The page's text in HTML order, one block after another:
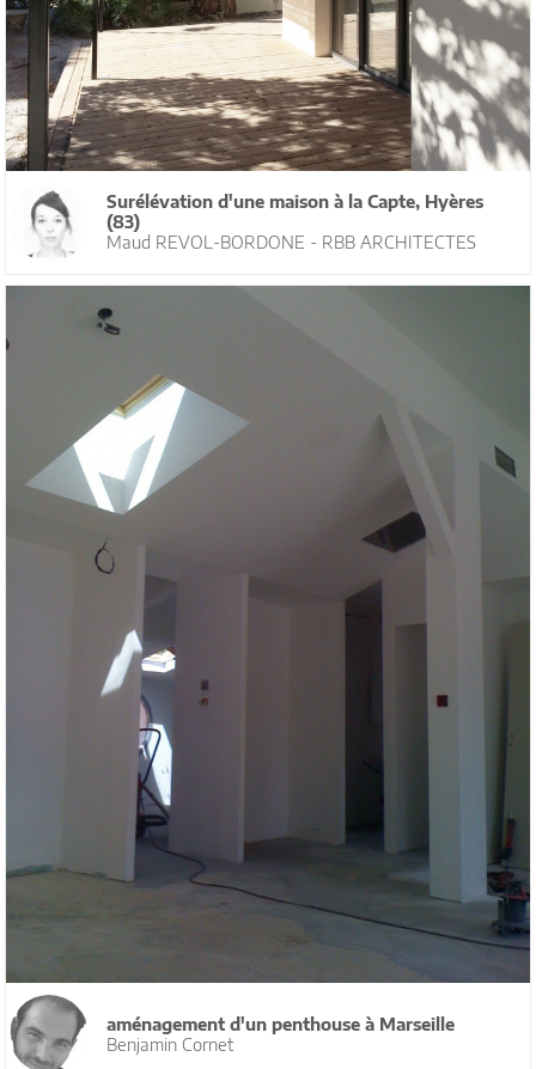
Surélévation d'une maison à la Capte, Hyères
(83)
Maud REVOL-BORDONE - RBB ARCHITECTES
aménagement d'un penthouse à Marseille
Benjamin Cornet